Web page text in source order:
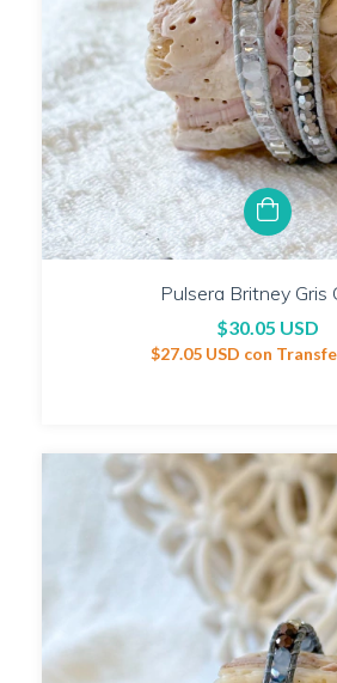
Pulsera Britney Gris
$30.05 USD
$27.05 USD con